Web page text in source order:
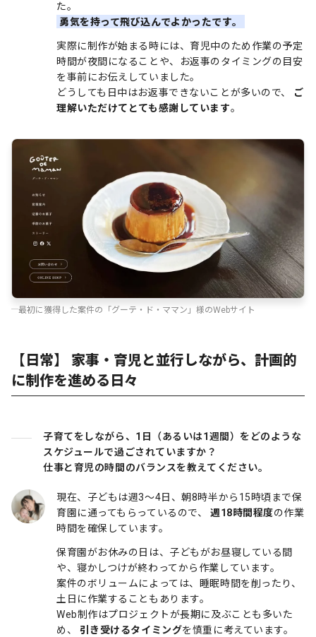
た。
勇気を持って飛び込んでよかったです。
実際に制作が始まる時には、育児中のため作業の予定
時間が夜間になることや、お返事のタイミングの目安
を事前にお伝えしていました。
どうしても日中はお返事できないことが多いので、 ご
理解いただけてとても感謝しています。
最初に獲得した案件の「グーテ・ド・ママン」様のWebサイト
【日常】 家事・育児と並行しながら、計画的
に制作を進める日々
子育てをしながら、1日（あるいは1週間）をどのような
スケジュールで過ごされていますか？
仕事と育児の時間のバランスを教えてください。
現在、子どもは週3〜4日、朝8時半から15時頃まで保
育園に通ってもらっているので、 週18時間程度の作業
時間を確保しています。
保育園がお休みの日は、子どもがお昼寝している間
や、寝かしつけが終わってから作業しています。
案件のボリュームによっては、睡眠時間を削ったり、
土日に作業することもあります。
Web制作はプロジェクトが長期に及ぶことも多いた
め、 引き受けるタイミングを慎重に考えています。